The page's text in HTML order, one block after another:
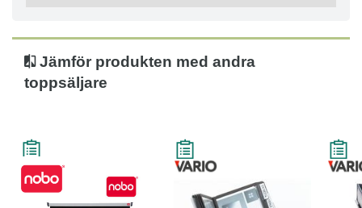
Jämför produkten med andra
toppsäljare